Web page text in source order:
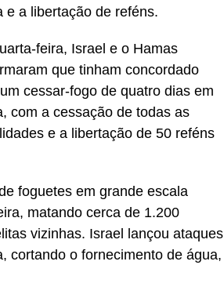
e a libertação de reféns.
feira, Israel e o Hamas
que tinham concordado
cessar-fogo de quatro dias em
com a cessação de todas as
e a libertação de 50 reféns
foguetes em grande escala
matando cerca de 1.200
vizinhas. Israel lançou ataques
cortando o fornecimento de água,